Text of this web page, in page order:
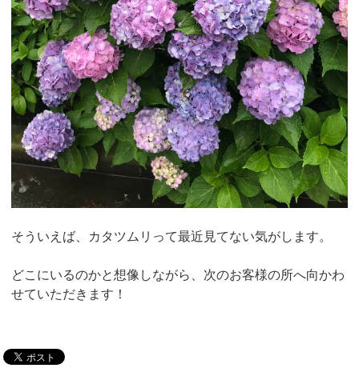
そういえば、カタツムリって最近見てない気がします。
どこにいるのかと想像しながら、次のお客様の所へ向かわ
せていただきます！